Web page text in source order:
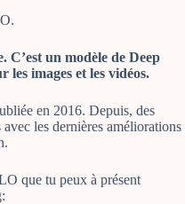
un modèle de Deep
images et les vidéos.
en 2016. Depuis, des
les dernières améliorations
que tu peux à présent